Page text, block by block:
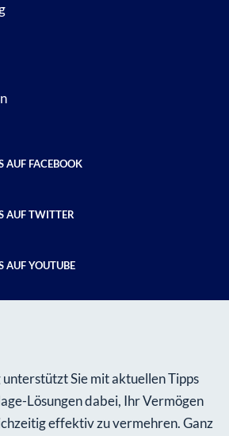
AUF FACEBOOK
AUF TWITTER
AUF YOUTUBE
Sie mit aktuellen Tipps
Lösungen dabei, Ihr Vermögen
effektiv zu vermehren. Ganz